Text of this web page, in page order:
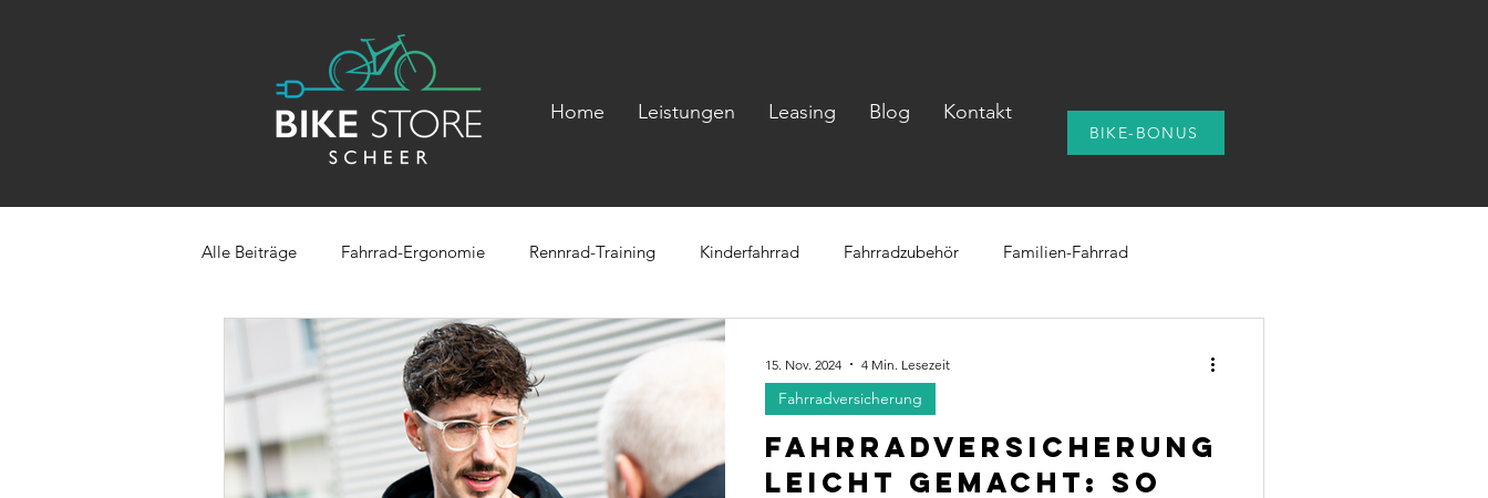
Home Leistungen Leasing Blog Kontakt Mehr
BIKE-BONUS
Alle Beiträge Fahrrad-Ergonomie Rennrad-Training Kinderfahrrad Fahrradzubehör Familien-Fahrrad
Fahrrad-Tipps Nachhaltigkeit Ernährung Fahrradhelm
Fahrradversicherung
Fahrradversicherung
leicht gemacht: So
Fahrradversicherung
15. Nov. 2024 4 Min. Lesezeit